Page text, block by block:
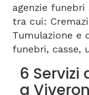
agenzie
tra cui:
Tumulazione e
funebri, casse,
6 Servizi
a